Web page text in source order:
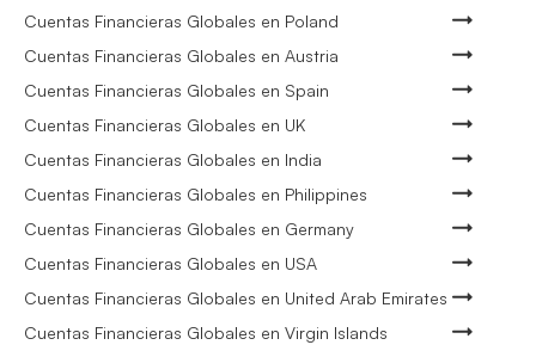
Cuentas Financieras Globales en Poland
Cuentas Financieras Globales en Austria
Cuentas Financieras Globales en Spain
Cuentas Financieras Globales en UK
Cuentas Financieras Globales en India
Cuentas Financieras Globales en Philippines
Cuentas Financieras Globales en Germany
Cuentas Financieras Globales en USA
Cuentas Financieras Globales en United Arab Emirates
Cuentas Financieras Globales en Virgin Islands